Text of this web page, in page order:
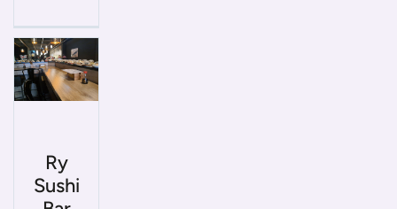
Ry
Sushi